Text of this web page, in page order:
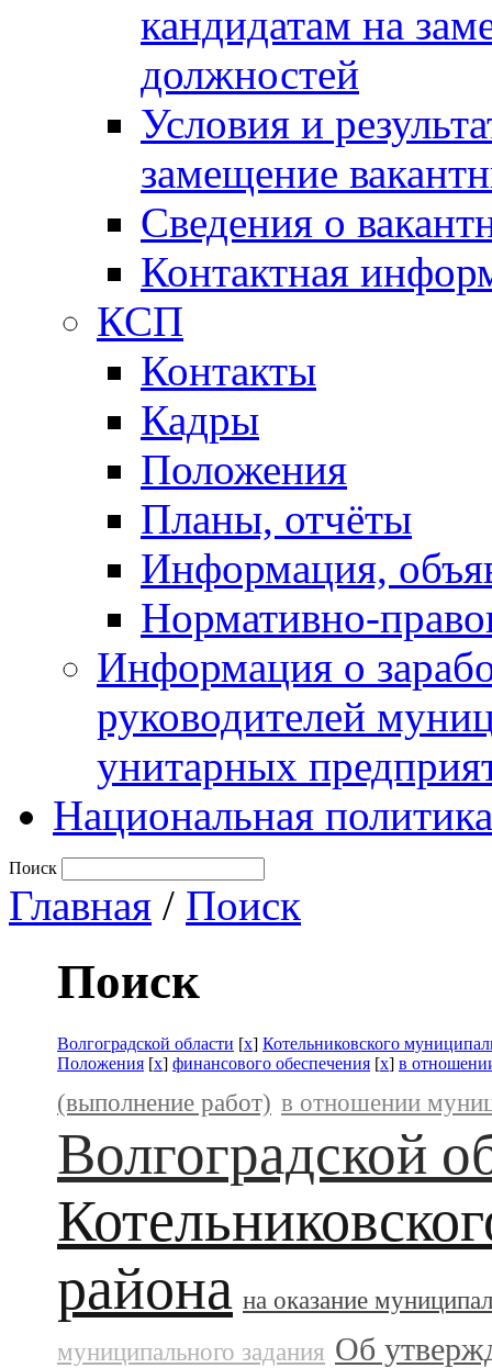
кандидатам на
должностей
Условия и
замещение
Сведения о
Контактная
КСП
Контакты
Кадры
Положения
Планы, отчёты
Информация,
Нормативно-
Информация о
руководителей
унитарных
Национальная политика
Поиск
Главная / Поиск
Поиск
Волгоградской области [x] Котельниковского
Положения [x] финансового обеспечения [x] в
(выполнение работ) в отношении
Волгоградской
района на оказание
муниципального задания Об